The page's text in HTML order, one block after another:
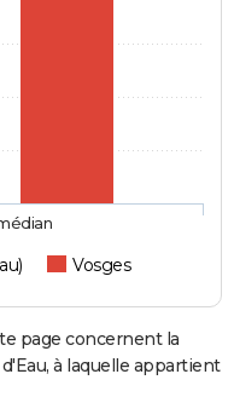
Vosges
page concernent la
à laquelle appartient